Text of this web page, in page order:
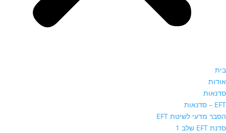
בית
אודות
סדנאות
EFT – סדנאות
הסבר מדעי לשיטת EFT
סדנת EFT שלב 1